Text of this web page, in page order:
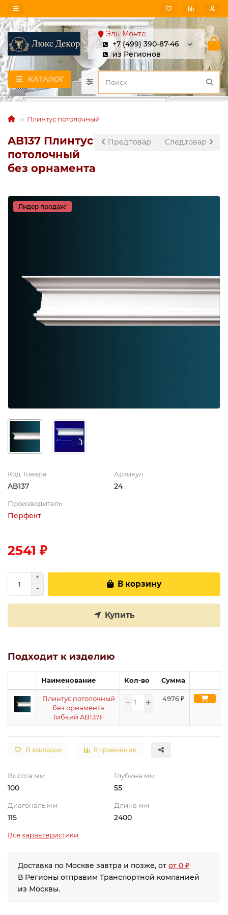
Эль-Монте
+7 (499) 390-87-46
из Регионов
КАТАЛОГ
Плинтус потолочный
Пред.товар След.товар
AB137 Плинтус
потолочный
без орнамента
Лидер продаж!
Код Товара
AB137
Артикул
24
Производитель
Перфект
2541 ₽
В корзину
Купить
Подходит к изделию
Наименование Кол-во Сумма
Плинтус потолочный
без орнамента
Гибкий AB137F
4976₽
В закладки В сравнение
Высота мм
100
Глубина мм
55
Диагональ мм
115
Длина мм
2400
Все характеристики
Доставка по Москве завтра и позже, от от 0 ₽
В Регионы отправим Транспортной компанией
из Москвы.